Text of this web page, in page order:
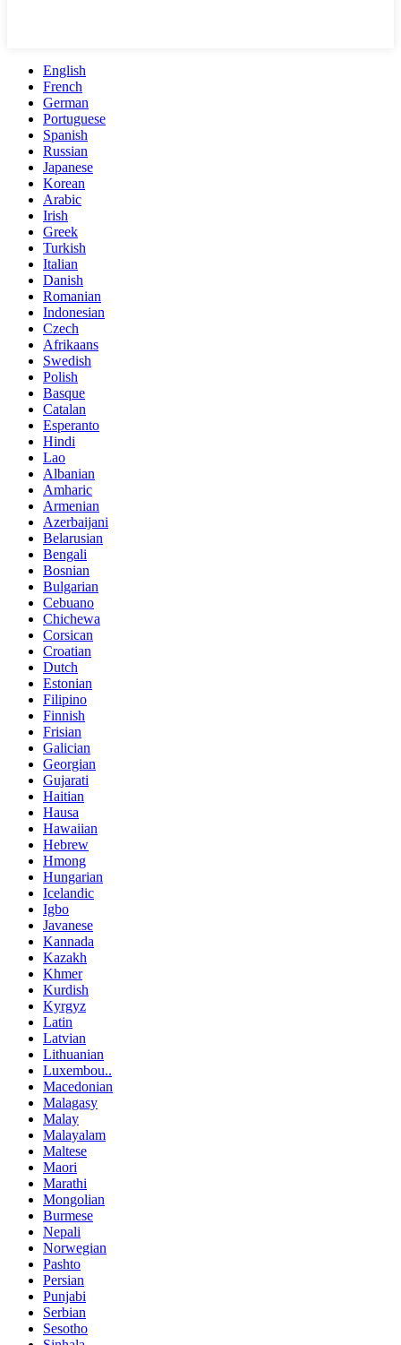
English
French
German
Portuguese
Spanish
Russian
Japanese
Korean
Arabic
Irish
Greek
Turkish
Italian
Danish
Romanian
Indonesian
Czech
Afrikaans
Swedish
Polish
Basque
Catalan
Esperanto
Hindi
Lao
Albanian
Amharic
Armenian
Azerbaijani
Belarusian
Bengali
Bosnian
Bulgarian
Cebuano
Chichewa
Corsican
Croatian
Dutch
Estonian
Filipino
Finnish
Frisian
Galician
Georgian
Gujarati
Haitian
Hausa
Hawaiian
Hebrew
Hmong
Hungarian
Icelandic
Igbo
Javanese
Kannada
Kazakh
Khmer
Kurdish
Kyrgyz
Latin
Latvian
Lithuanian
Luxembou..
Macedonian
Malagasy
Malay
Malayalam
Maltese
Maori
Marathi
Mongolian
Burmese
Nepali
Norwegian
Pashto
Persian
Punjabi
Serbian
Sesotho